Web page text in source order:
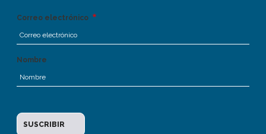
Correo electrónico
Nombre